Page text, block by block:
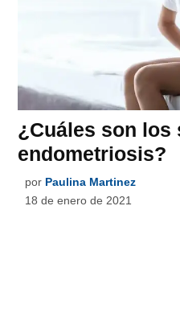
¿Cuáles son los
endometriosis?
por Paulina Martinez
18 de enero de 2021